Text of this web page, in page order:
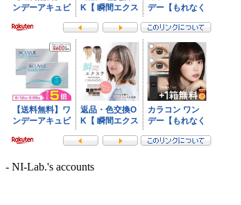
- NI-Lab.'s accounts